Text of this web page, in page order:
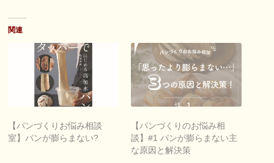
関連
【パンづくりお悩み相談
室】パンが膨らまない?
【パンづくりのお悩み相
談】#1 パンが膨らまない主
な原因と解決策